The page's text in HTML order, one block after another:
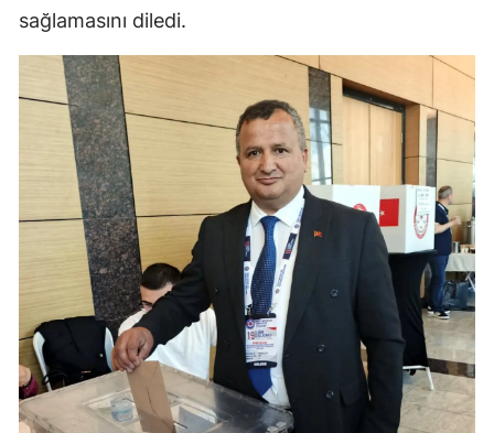
Sivas
Tekirdağ
Tokat
Trabzon
Tunceli
Şanlıurfa
Uşak
sağlamasını diledi.